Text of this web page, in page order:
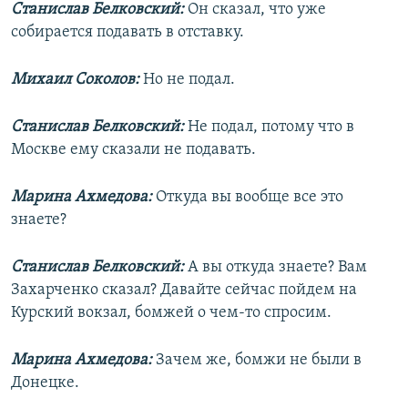
Станислав Белковский: Он сказал, что уже
собирается подавать в отставку.
Михаил Соколов:Но не подал.
Станислав Белковский:Не подал, потому что в
Москве ему сказали не подавать.
Марина Ахмедова: Откуда вы вообще все это
знаете?
Станислав Белковский:А вы откуда знаете? Вам
Захарченко сказал? Давайте сейчас пойдем на
Курский вокзал, бомжей о чем-то спросим.
Марина Ахмедова: Зачем же, бомжи не были в
Донецке.